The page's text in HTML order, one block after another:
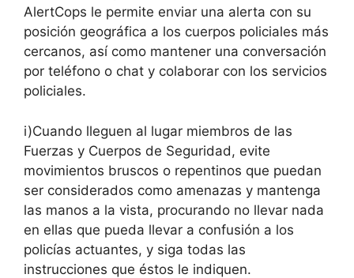
AlertCops le permite enviar una alerta con su
posición geográfica a los cuerpos policiales más
cercanos, así como mantener una conversación
por teléfono o chat y colaborar con los servicios
policiales.
i)Cuando lleguen al lugar miembros de las
Fuerzas y Cuerpos de Seguridad, evite
movimientos bruscos o repentinos que puedan
ser considerados como amenazas y mantenga
las manos a la vista, procurando no llevar nada
en ellas que pueda llevar a confusión a los
policías actuantes, y siga todas las
instrucciones que éstos le indiquen.